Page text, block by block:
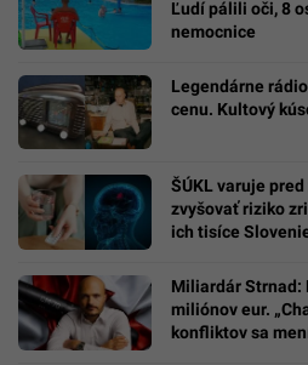
Ľudí pálili oči, 8
nemocnice
Legendárne
cenu. Kultový
ŠÚKL varuje
zvyšovať riziko
ich tisíce
Miliardár Strnad:
miliónov eur.
konfliktov sa